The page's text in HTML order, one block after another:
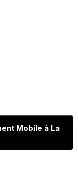
Mobile à La